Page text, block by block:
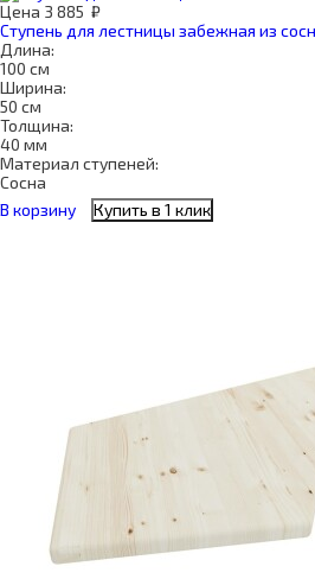
Цена 3 885 ₽
Ступень для лестницы забежная из
Длина:
100 см
Ширина:
50 см
Толщина:
40 мм
Материал ступеней:
Сосна
В корзину
Купить в 1 клик